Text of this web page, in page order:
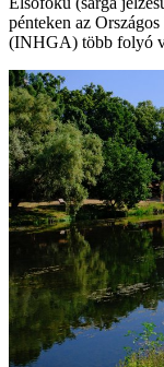
pénteken az
(INHGA) több folyó